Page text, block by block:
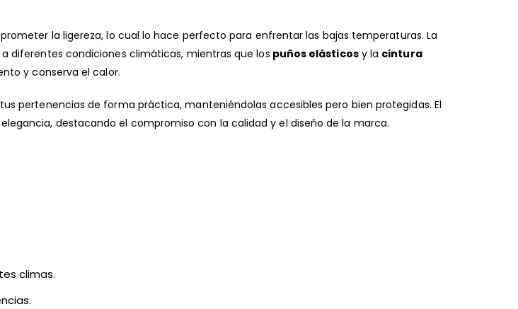
la ligereza, lo cual lo hace perfecto para enfrentar las bajas temperaturas. La
diferentes condiciones climáticas, mientras que los puños elásticosy la cintura
y conserva el calor.
pertenencias de forma práctica, manteniéndolas accesibles pero bien protegidas. El
destacando el compromiso con la calidad y el diseño de la marca.
climas.